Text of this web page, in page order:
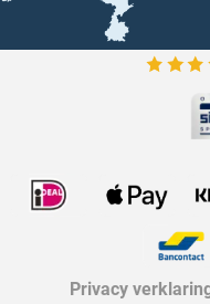
Bekijk
Privacy